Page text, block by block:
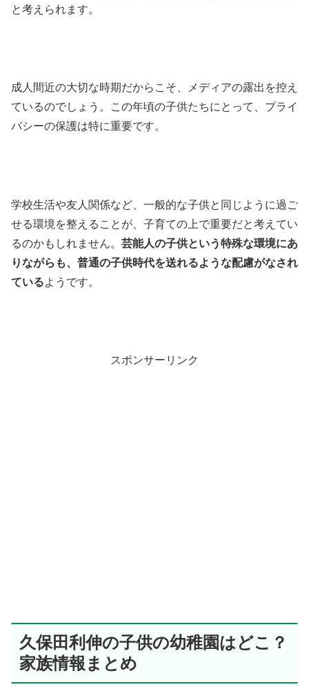
と考えられます。
成人間近の大切な時期だからこそ、メディアの露出を控え
ているのでしょう。この年頃の子供たちにとって、プライ
バシーの保護は特に重要です。
学校生活や友人関係など、一般的な子供と同じように過ご
せる環境を整えることが、子育ての上で重要だと考えてい
るのかもしれません。 芸能人の子供という特殊な環境にあ
りながらも、普通の子供時代を送れるような配慮がなされ
ているようです。
スポンサーリンク
久保田利伸の子供の幼稚園はどこ？
家族情報まとめ